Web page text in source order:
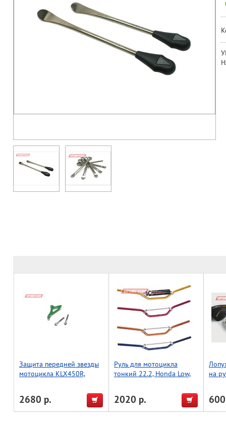
Защита передней звезды
мотоцикла KLX450R,
2680 р.
Руль для мотоцикла
тонкий 22.2, Honda Low,
2020 р.
на